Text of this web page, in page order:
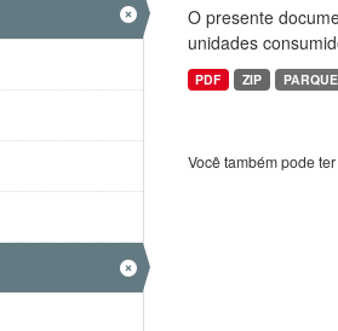
O presente
unidades
PDF ZIP
Você também pode